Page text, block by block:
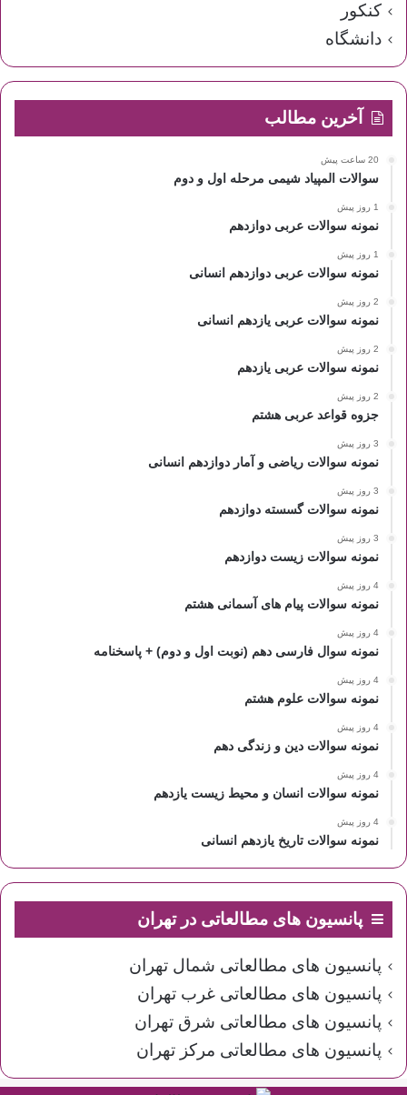
کنکور
دانشگاه
آخرین مطالب
20 ساعت پیش
سوالات المپیاد شیمی مرحله اول و دوم
1 روز پیش
نمونه سوالات عربی دوازدهم
1 روز پیش
نمونه سوالات عربی دوازدهم انسانی
2 روز پیش
نمونه سوالات عربی یازدهم انسانی
2 روز پیش
نمونه سوالات عربی یازدهم
2 روز پیش
جزوه قواعد عربی هشتم
3 روز پیش
نمونه سوالات ریاضی و آمار دوازدهم انسانی
3 روز پیش
نمونه سوالات گسسته دوازدهم
3 روز پیش
نمونه سوالات زیست دوازدهم
4 روز پیش
نمونه سوالات پیام های آسمانی هشتم
4 روز پیش
نمونه سوال فارسی دهم (نوبت اول و دوم) + پاسخنامه
4 روز پیش
نمونه سوالات علوم هشتم
4 روز پیش
نمونه سوالات دین و زندگی دهم
4 روز پیش
نمونه سوالات انسان و محیط زیست یازدهم
4 روز پیش
نمونه سوالات تاریخ یازدهم انسانی
پانسیون های مطالعاتی در تهران
پانسیون های مطالعاتی شمال تهران
پانسیون های مطالعاتی غرب تهران
پانسیون های مطالعاتی شرق تهران
پانسیون های مطالعاتی مرکز تهران